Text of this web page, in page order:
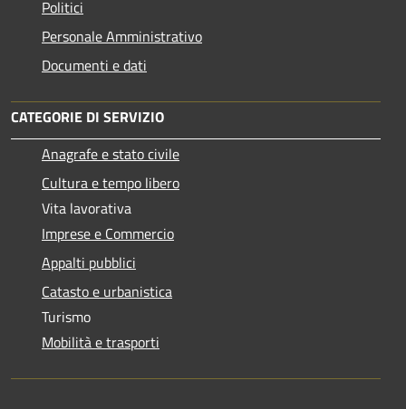
Politici
Personale Amministrativo
Documenti e dati
CATEGORIE DI SERVIZIO
Anagrafe e stato civile
Cultura e tempo libero
Vita lavorativa
Imprese e Commercio
Appalti pubblici
Catasto e urbanistica
Turismo
Mobilità e trasporti